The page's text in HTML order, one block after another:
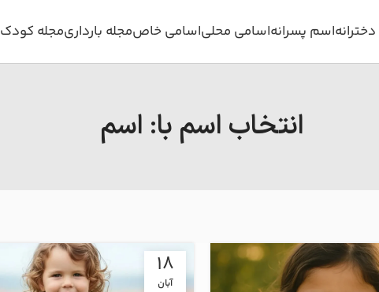
اسم پسرانهاسامی محلیاسامی خاصمجله بارداریمجله کودک
انتخاب اسم با: اسم
18
آبان